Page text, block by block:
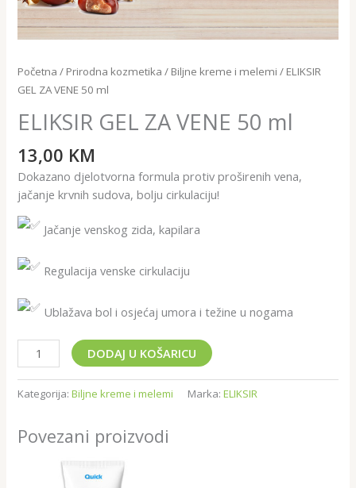
Početna / Prirodna kozmetika / Biljne kreme i melemi / ELIKSIR
GEL ZA VENE 50 ml
ELIKSIR GEL ZA VENE 50 ml
13,00 KM
Dokazano djelotvorna formula protiv proširenih vena,
jačanje krvnih sudova, bolju cirkulaciju!
Jačanje venskog zida, kapilara
Regulacija venske cirkulaciju
Ublažava bol i osjećaj umora i težine u nogama
DODAJ U KOŠARICU
Kategorija:Biljne kreme i melemi Marka:ELIKSIR
Povezani proizvodi